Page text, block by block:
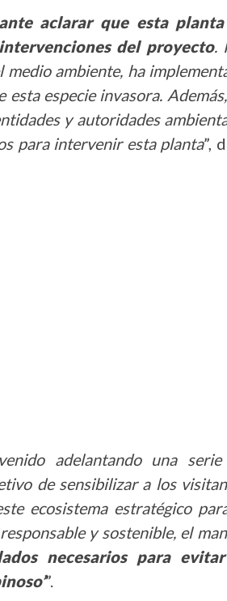
aclarar que esta
del proyecto.
ambiente, ha
especie invasora.
y autoridades
para intervenir esta planta”,
adelantando una
de sensibilizar a los
ecosistema estratégico
y sostenible, el
necesarios para
”.